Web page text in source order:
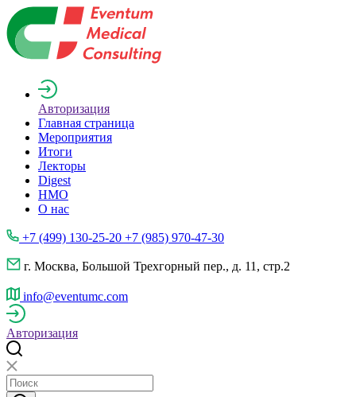
Авторизация
Главная страница
Мероприятия
Итоги
Лекторы
Digest
НМО
О нас
+7 (499) 130-25-20 +7 (985) 970-47-30
г. Москва, Большой Трехгорный пер., д. 11, стр.2
info@eventumc.com
Авторизация